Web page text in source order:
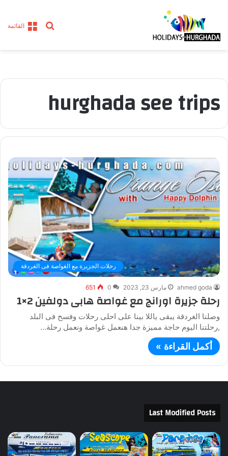
القائمة
بحث
hurghada see trips
رحلات الجزيرة مع الغواصة فى الغردقة
ahmed goda مارس 23, 2023 0
651
رحلة جزيرة اورانج مع غواصة هابى دولفين 2×1
وصلنا الغردقة يبقى ياللا بينا على احلى رحلات وفسح فى البلد
,رحلتنا اليوم حاجة مميزة جدا هنعمل غواصة ونعمل رحلة…
أكمل القراءة »
Last Modified Posts